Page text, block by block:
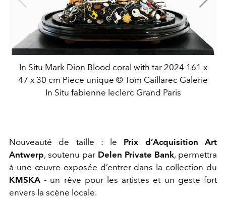
In Situ Mark Dion Blood coral with tar 2024 161 x
47 x 30 cm Piece unique © Tom Caillarec Galerie
In Situ fabienne leclerc Grand Paris
Nouveauté de taille : le Prix d’Acquisition Art
Antwerp, soutenu par Delen Private Bank, permettra
à une œuvre exposée d’entrer dans la collection du
KMSKA - un rêve pour les artistes et un geste fort
envers la scène locale.